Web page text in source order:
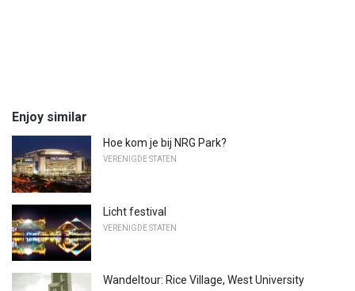
Enjoy similar
Hoe kom je bij NRG Park?
VERENIGDE STATEN
Licht festival
VERENIGDE STATEN
Wandeltour: Rice Village, West University